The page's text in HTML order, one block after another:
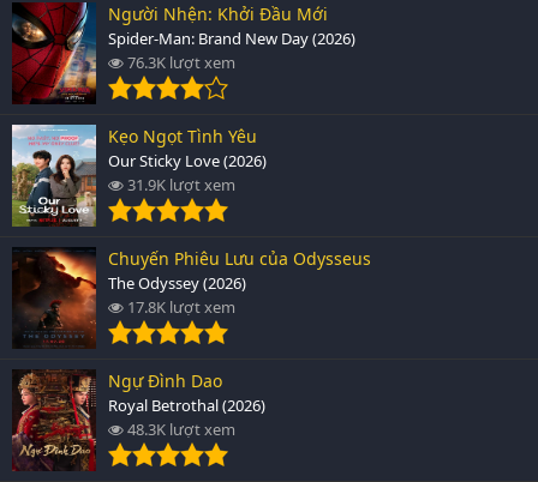
Người Nhện: Khởi Đầu Mới
Spider-Man: Brand New Day (2026)
76.3K lượt xem
Kẹo Ngọt Tình Yêu
Our Sticky Love (2026)
31.9K lượt xem
Chuyến Phiêu Lưu của Odysseus
The Odyssey (2026)
17.8K lượt xem
Ngự Đình Dao
Royal Betrothal (2026)
48.3K lượt xem